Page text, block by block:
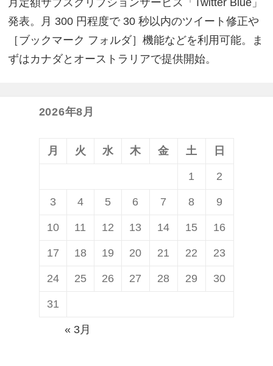
月定額サブスクリプションサービス「Twitter Blue」
発表。月 300 円程度で 30 秒以内のツイート修正や
［ブックマーク フォルダ］機能などを利用可能。ま
ずはカナダとオーストラリアで提供開始。
2026年8月
月 火 水 木 金 土 日
1 2
3 4 5 6 7 8 9
10 11 12 13 14 15 16
17 18 19 20 21 22 23
24 25 26 27 28 29 30
31
« 3月